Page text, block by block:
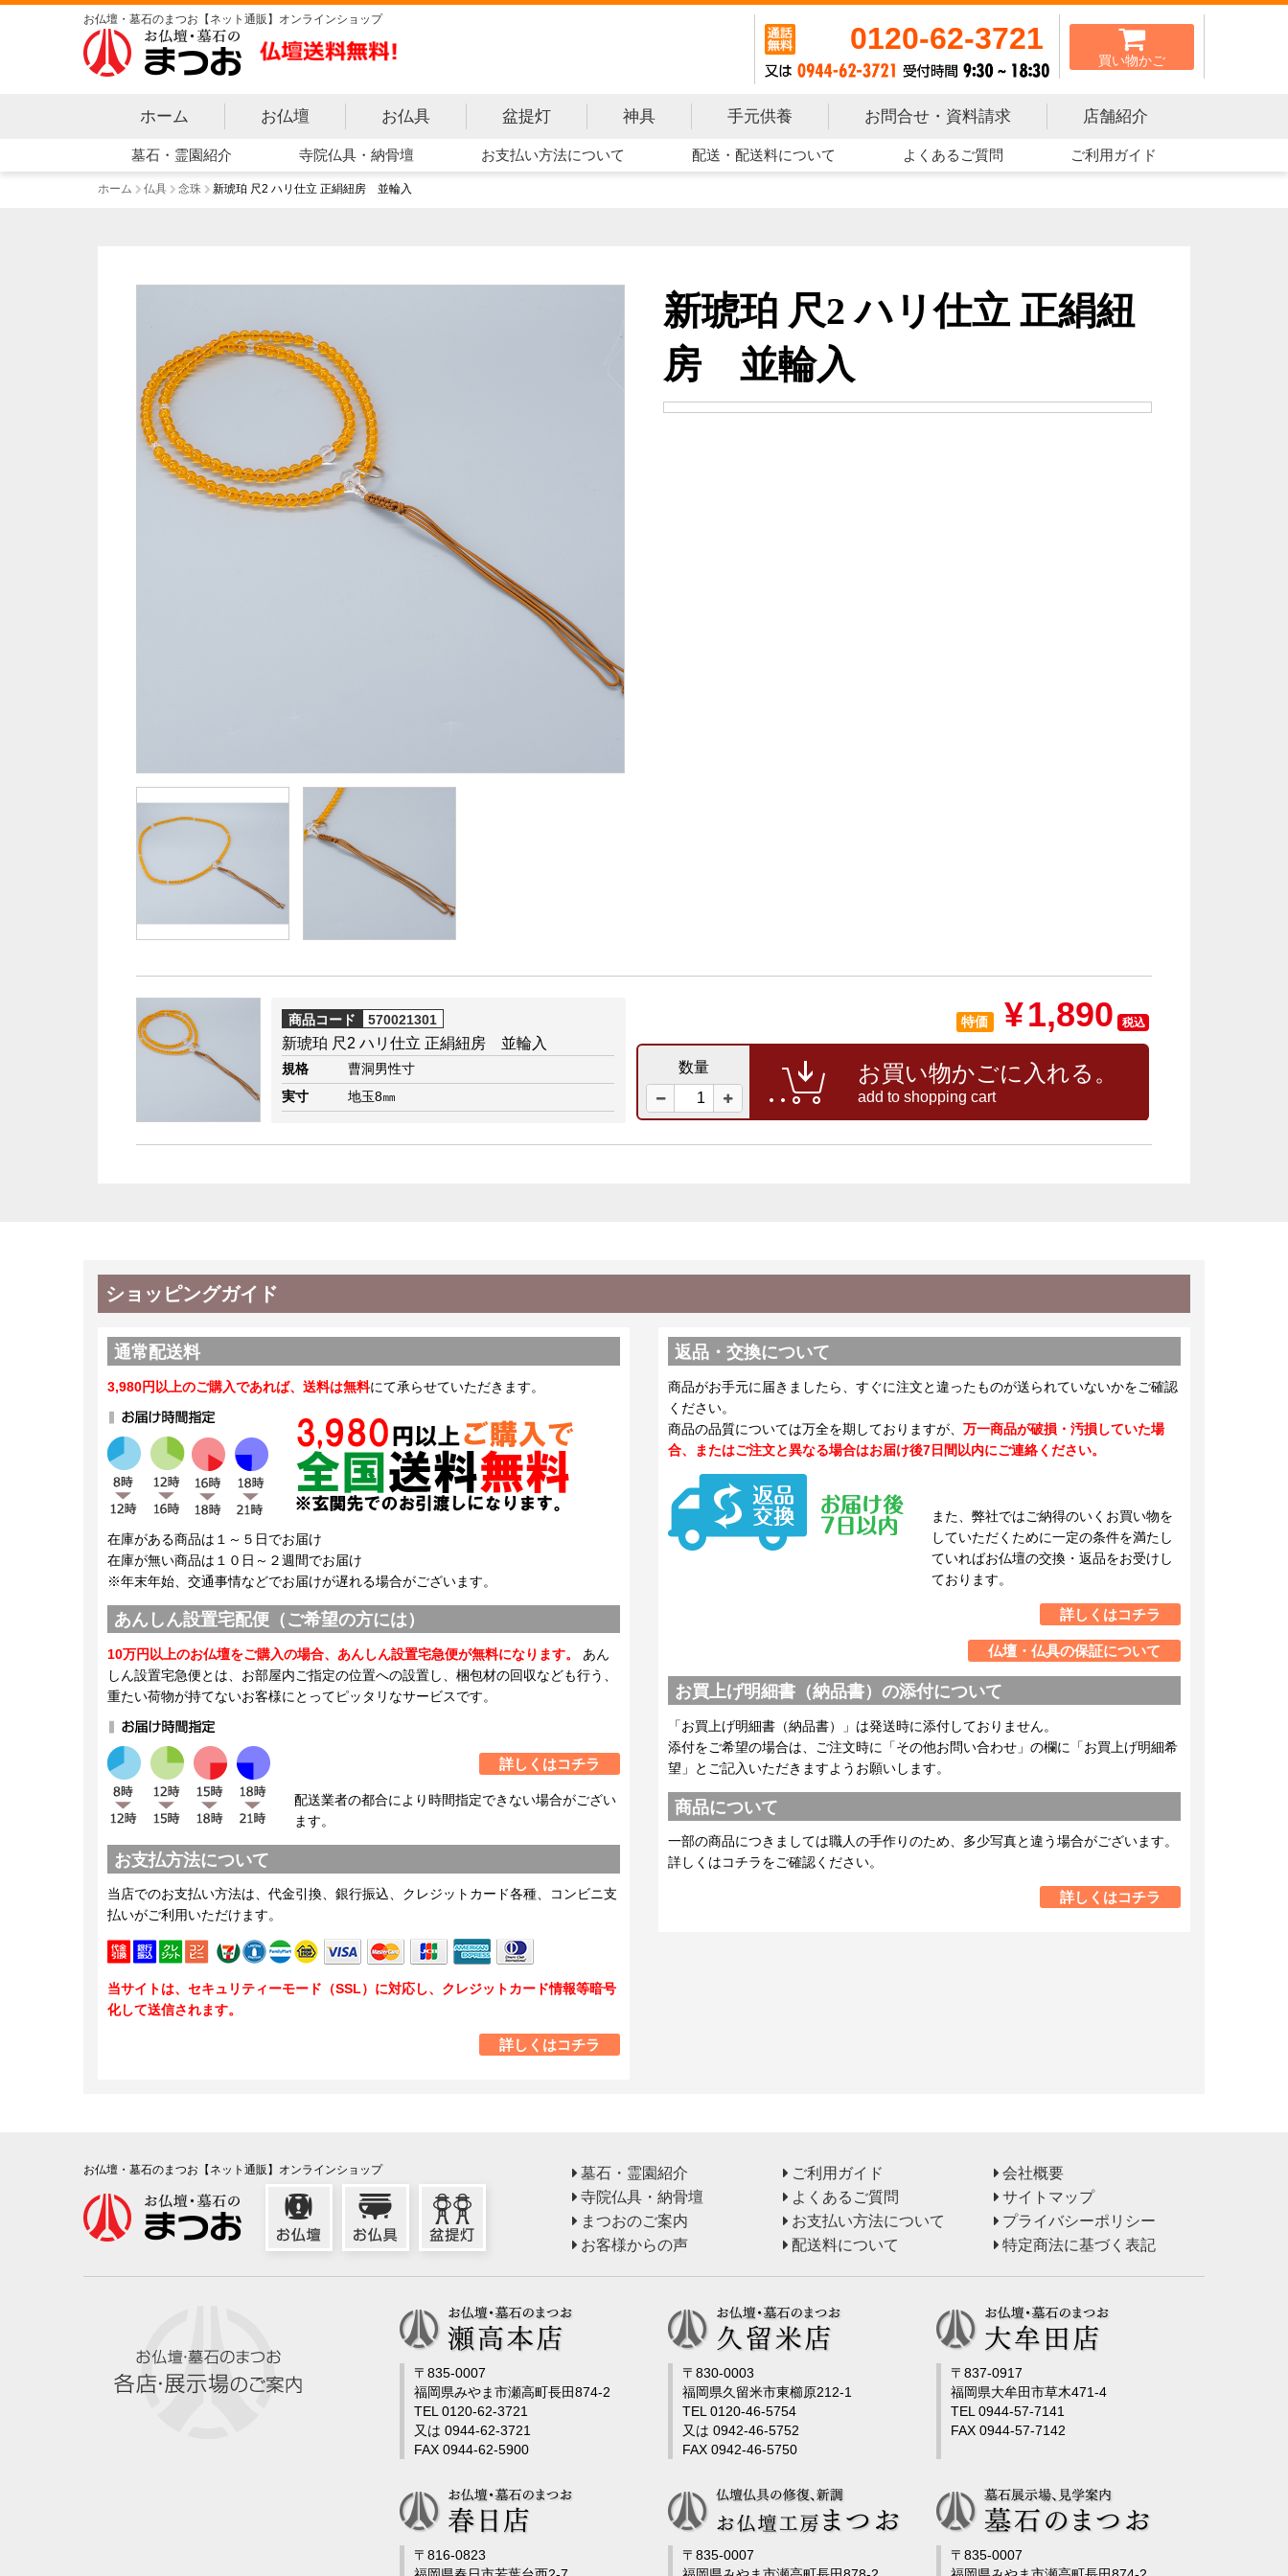
お仏壇・墓石のまつお【ネット通販】オンラインショップ
0120-62-3721
買い物かご
ホーム お仏壇 お仏具 盆提灯 神具 手元供養 お問合せ・資料請求 店舗紹介
墓石・霊園紹介 寺院仏具・納骨壇 お支払い方法について 配送・配送料について よくあるご質問 ご利用ガイド
ホーム 仏具 念珠 新琥珀 尺2 ハリ仕立 正絹紐房 並輪入
新琥珀 尺2 ハリ仕立 正絹紐
房 並輪入
商品コード 570021301
新琥珀 尺2 ハリ仕立 正絹紐房 並輪入
規格
曹洞男性寸
実寸
地玉8㎜
特価 ¥1,890 税込
数量 お買い物かごに入れる。
add to shopping cart
ショッピングガイド
通常配送料
3,980円以上のご購入であれば、送料は無料にて承らせていただきます。
在庫がある商品は１～５日でお届け
在庫が無い商品は１０日～２週間でお届け
※年末年始、交通事情などでお届けが遅れる場合がございます。
あんしん設置宅配便（ご希望の方には）
10万円以上のお仏壇をご購入の場合、あんしん設置宅急便が無料になります。
あん
しん設置宅急便とは、お部屋内ご指定の位置への設置し、梱包材の回収なども行う、
重たい荷物が持てないお客様にとってピッタリなサービスです。
詳しくはコチラ
配送業者の都合により時間指定できない場合がござい
ます。
お支払方法について
当店でのお支払い方法は、代金引換、銀行振込、クレジットカード各種、コンビニ支
払いがご利用いただけます。
当サイトは、セキュリティーモード（SSL）に対応し、クレジットカード情報等暗号
化して送信されます。
詳しくはコチラ
返品・交換について
商品がお手元に届きましたら、すぐに注文と違ったものが送られていないかをご確認
ください。
商品の品質については万全を期しておりますが、 万一商品が破損・汚損していた場
合、またはご注文と異なる場合はお届け後7日間以内にご連絡ください。
また、弊社ではご納得のいくお買い物を
していただくために一定の条件を満たし
ていればお仏壇の交換・返品をお受けし
ております。
詳しくはコチラ
仏壇・仏具の保証について
お買上げ明細書（納品書）の添付について
「お買上げ明細書（納品書）」は発送時に添付しておりません。
添付をご希望の場合は、ご注文時に「その他お問い合わせ」の欄に「お買上げ明細希
望」とご記入いただきますようお願いします。
商品について
一部の商品につきましては職人の手作りのため、多少写真と違う場合がございます。
詳しくはコチラをご確認ください。
詳しくはコチラ
お仏壇・墓石のまつお【ネット通販】オンラインショップ
墓石・霊園紹介
寺院仏具・納骨壇
まつおのご案内
お客様からの声
ご利用ガイド
よくあるご質問
お支払い方法について
配送料について
会社概要
サイトマップ
プライバシーポリシー
特定商法に基づく表記
〒835-0007
福岡県みやま市瀬高町長田874-2
TEL 0120-62-3721
又は 0944-62-3721
FAX 0944-62-5900
〒830-0003
福岡県久留米市東櫛原212-1
TEL 0120-46-5754
又は 0942-46-5752
FAX 0942-46-5750
〒837-0917
福岡県大牟田市草木471-4
TEL 0944-57-7141
FAX 0944-57-7142
〒816-0823
〒835-0007
〒835-0007